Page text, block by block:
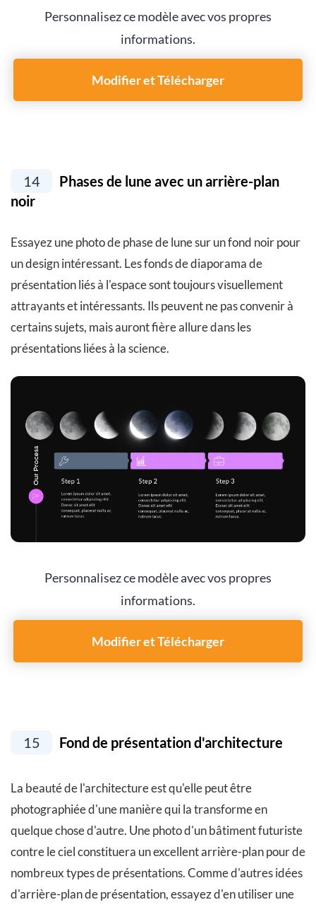
Personnalisez ce modèle avec vos propres
informations.
Modifier et Télécharger
14
Phases de lune avec un arrière-plan
noir
Essayez une photo de phase de lune sur un fond noir pour
un design intéressant. Les fonds de diaporama de
présentation liés à l'espace sont toujours visuellement
attrayants et intéressants. Ils peuvent ne pas convenir à
certains sujets, mais auront fière allure dans les
présentations liées à la science.
Personnalisez ce modèle avec vos propres
informations.
Modifier et Télécharger
15 Fond de présentation d'architecture
La beauté de l'architecture est qu'elle peut être
photographiée d'une manière qui la transforme en
quelque chose d'autre. Une photo d'un bâtiment futuriste
contre le ciel constituera un excellent arrière-plan pour de
nombreux types de présentations. Comme d'autres idées
d'arrière-plan de présentation, essayez d'en utiliser une